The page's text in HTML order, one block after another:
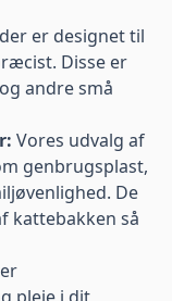
er designet til
Disse er
andre små
Vores udvalg af
genbrugsplast,
De
kattebakken så